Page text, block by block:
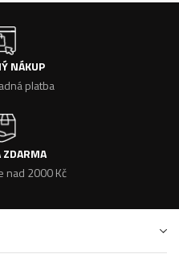
NÁKUP
platba
ZDARMA
nad 2000 Kč